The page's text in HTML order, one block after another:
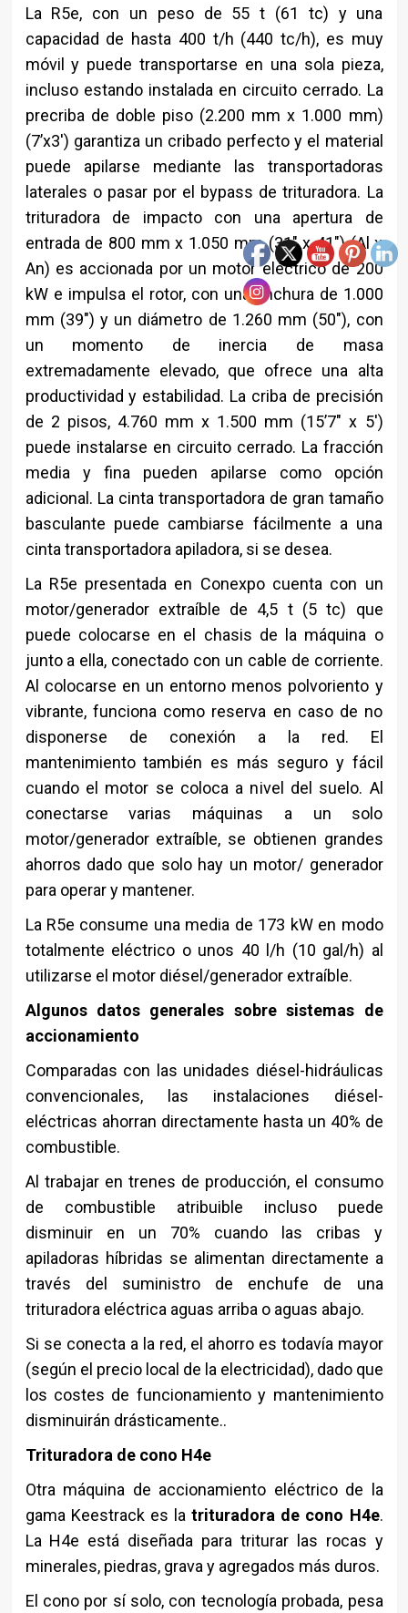
La R5e, con un peso de 55 t (61 tc) y una
capacidad de hasta 400 t/h (440 tc/h), es muy
móvil y puede transportarse en una sola pieza,
incluso estando instalada en circuito cerrado. La
precriba de doble piso (2.200 mm x 1.000 mm)
(7’x3′) garantiza un cribado perfecto y el material
puede apilarse mediante las transportadoras
laterales o pasar por el bypass de trituradora. La
trituradora de impacto con una apertura de
entrada de 800 mm x 1.050 mm (31″ x 41″) (Al x
An) es accionada por un motor eléctrico de 200
kW e impulsa el rotor, con una anchura de 1.000
mm (39″) y un diámetro de 1.260 mm (50″), con
un momento de inercia de masa
extremadamente elevado, que ofrece una alta
productividad y estabilidad. La criba de precisión
de 2 pisos, 4.760 mm x 1.500 mm (15’7″ x 5′)
puede instalarse en circuito cerrado. La fracción
media y fina pueden apilarse como opción
adicional. La cinta transportadora de gran tamaño
basculante puede cambiarse fácilmente a una
cinta transportadora apiladora, si se desea.
La R5e presentada en Conexpo cuenta con un
motor/generador extraíble de 4,5 t (5 tc) que
puede colocarse en el chasis de la máquina o
junto a ella, conectado con un cable de corriente.
Al colocarse en un entorno menos polvoriento y
vibrante, funciona como reserva en caso de no
disponerse de conexión a la red. El
mantenimiento también es más seguro y fácil
cuando el motor se coloca a nivel del suelo. Al
conectarse varias máquinas a un solo
motor/generador extraíble, se obtienen grandes
ahorros dado que solo hay un motor/ generador
para operar y mantener.
La R5e consume una media de 173 kW en modo
totalmente eléctrico o unos 40 l/h (10 gal/h) al
utilizarse el motor diésel/generador extraíble.
Algunos datos generales sobre sistemas de
accionamiento
Comparadas con las unidades diésel-hidráulicas
convencionales, las instalaciones diésel-
eléctricas ahorran directamente hasta un 40% de
combustible.
Al trabajar en trenes de producción, el consumo
de combustible atribuible incluso puede
disminuir en un 70% cuando las cribas y
apiladoras híbridas se alimentan directamente a
través del suministro de enchufe de una
trituradora eléctrica aguas arriba o aguas abajo.
Si se conecta a la red, el ahorro es todavía mayor
(según el precio local de la electricidad), dado que
los costes de funcionamiento y mantenimiento
disminuirán drásticamente..
Trituradora de cono H4e
Otra máquina de accionamiento eléctrico de la
gama Keestrack es latrituradora de cono H4e.
La H4e está diseñada para triturar las rocas y
minerales, piedras, grava y agregados más duros.
El cono por sí solo, con tecnología probada, pesa